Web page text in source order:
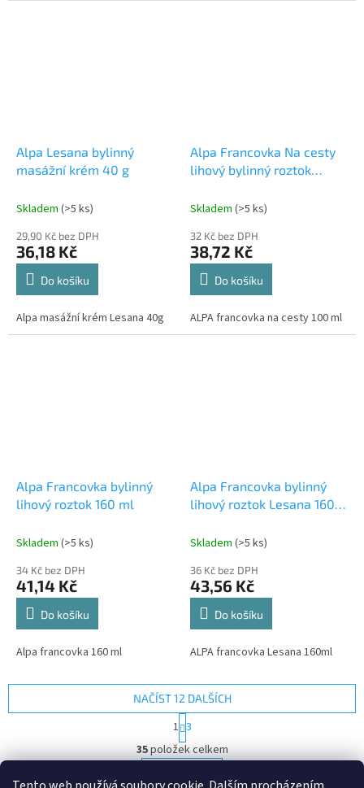
Alpa Lesana bylinný
masážní krém 40 g
Skladem (>5 ks)
29,90 Kč bez DPH
36,18 Kč
Do košíku
Alpa masážní krém Lesana 40g
Alpa Francovka Na cesty
lihový bylinný roztok
Skladem (>5 ks)
32 Kč bez DPH
38,72 Kč
Do košíku
ALPA francovka na cesty 100 ml
Alpa Francovka bylinný
lihový roztok 160 ml
Skladem (>5 ks)
34 Kč bez DPH
41,14 Kč
Do košíku
Alpa francovka 160 ml
Alpa Francovka bylinný
lihový roztok Lesana 160
Skladem (>5 ks)
36 Kč bez DPH
43,56 Kč
Do košíku
ALPA francovka Lesana 160ml
O
v
NAČÍST 12 DALŠÍCH
S
t
r
á
1 3
35položek celkem